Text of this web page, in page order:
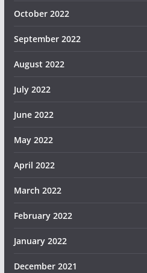
October 2022
September 2022
August 2022
July 2022
June 2022
May 2022
April 2022
March 2022
February 2022
January 2022
December 2021